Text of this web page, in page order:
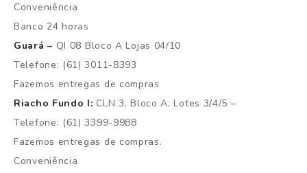
Conveniência
Banco 24 horas
Guará – QI 08 Bloco A Lojas 04/10
Telefone: (61) 3011-8393
Fazemos entregas de compras
Riacho Fundo I: CLN 3, Bloco A, Lotes 3/4/5 –
Telefone: (61) 3399-9988
Fazemos entregas de compras.
Conveniência